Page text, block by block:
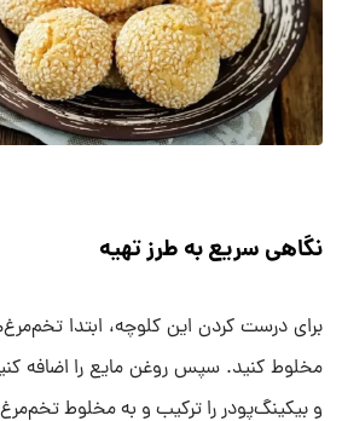
نگاهی سریع به طرز تهیه
برای درست کردن این کلوچه، ابتدا
مخلوط کنید. سپس روغن مایع را اضافه
و بیکینگ‌پودر را ترکیب و به مخلوط